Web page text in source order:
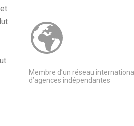
Membre d’un réseau international
d’agences indépendantes